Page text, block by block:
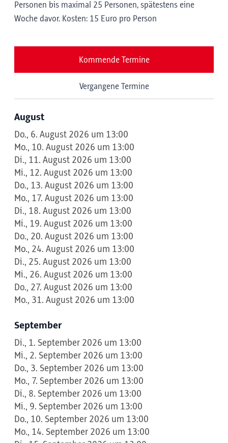
Personen bis maximal 25 Personen, spätestens eine
Woche davor. Kosten: 15 Euro pro Person
Kommende Termine
Vergangene Termine
August
Do., 6. August 2026 um 13:00
Mo., 10. August 2026 um 13:00
Di., 11. August 2026 um 13:00
Mi., 12. August 2026 um 13:00
Do., 13. August 2026 um 13:00
Mo., 17. August 2026 um 13:00
Di., 18. August 2026 um 13:00
Mi., 19. August 2026 um 13:00
Do., 20. August 2026 um 13:00
Mo., 24. August 2026 um 13:00
Di., 25. August 2026 um 13:00
Mi., 26. August 2026 um 13:00
Do., 27. August 2026 um 13:00
Mo., 31. August 2026 um 13:00
September
Di., 1. September 2026 um 13:00
Mi., 2. September 2026 um 13:00
Do., 3. September 2026 um 13:00
Mo., 7. September 2026 um 13:00
Di., 8. September 2026 um 13:00
Mi., 9. September 2026 um 13:00
Do., 10. September 2026 um 13:00
Mo., 14. September 2026 um 13:00